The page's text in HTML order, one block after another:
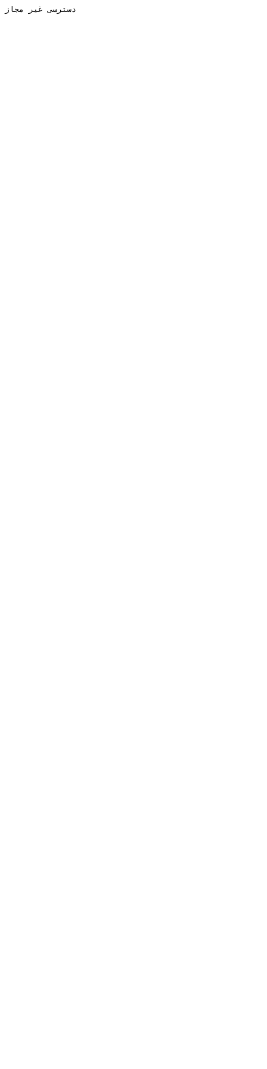
دسترسی غیر مجاز